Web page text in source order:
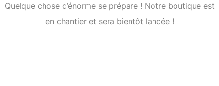
Quelque chose d’énorme se prépare ! Notre boutique est
en chantier et sera bientôt lancée !